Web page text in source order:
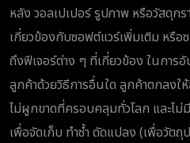
หลัง วอลเปเปอร์ รูปภาพ หรือวัสดุก
เกี่ยวข้องกับซอฟต์แวร์เพิ่มเติม หรื
ถึงฟีเจอร์ต่าง ๆ ที่เกี่ยวข้อง ในการ
ลูกค้าด้วยวิธีการอื่นใด ลูกค้าตกลง
ไม่ผูกขาดที่ครอบคลุมทั่วโลก และไม่
เพื่อจัดเก็บ ทำซ้ำ ดัดแปลง (เพื่อวัต